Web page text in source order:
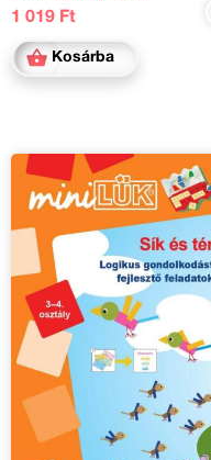
1 019 Ft
Kosárba